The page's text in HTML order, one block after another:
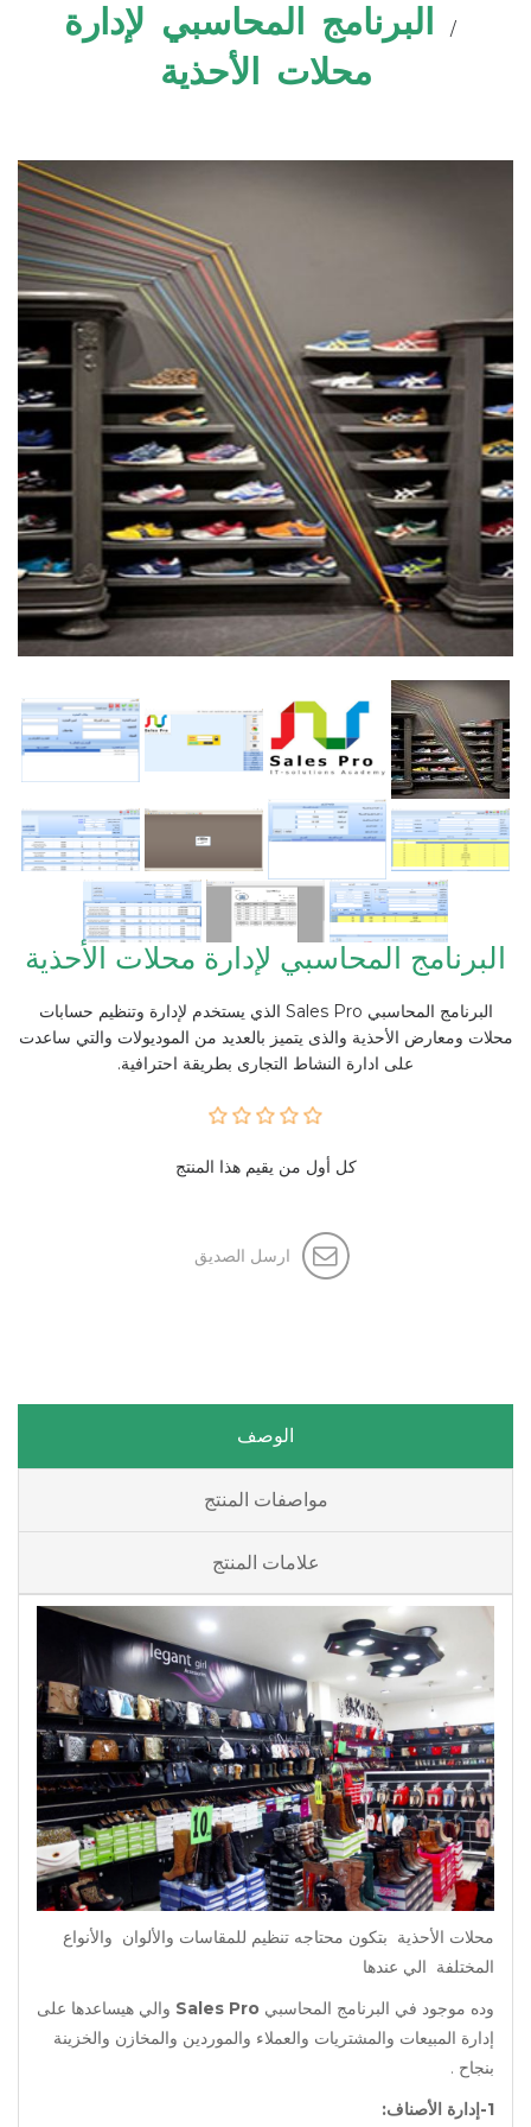
البرنامج المحاسبي لإدارة
محلات الأحذية
البرنامج المحاسبي لإدارة محلات الأحذية
البرنامج المحاسبي Sales Pro الذي يستخدم لإدارة وتنظيم حسابات
محلات ومعارض الأحذية والذى يتميز بالعديد من الموديولات والتي ساعدت
على ادارة النشاط التجارى بطريقة احترافية.
كل أول من يقيم هذا المنتج
ارسل الصديق
الوصف
مواصفات المنتج
علامات المنتج
محلات الأحذية بتكون محتاجه تنظيم للمقاسات والألوان والأنواع
المختلفة الي عندها
وده موجود في البرنامج المحاسبي Sales Pro والي هيساعدها على
إدارة المبيعات والمشتريات والعملاء والموردين والمخازن والخزينة
بنجاح .
1-إدارة الأصناف: